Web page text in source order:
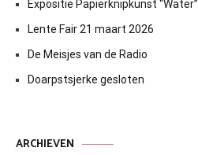
Expositie Papierknipkunst “Water”
Lente Fair 21 maart 2026
De Meisjes van de Radio
Doarpstsjerke gesloten
ARCHIEVEN